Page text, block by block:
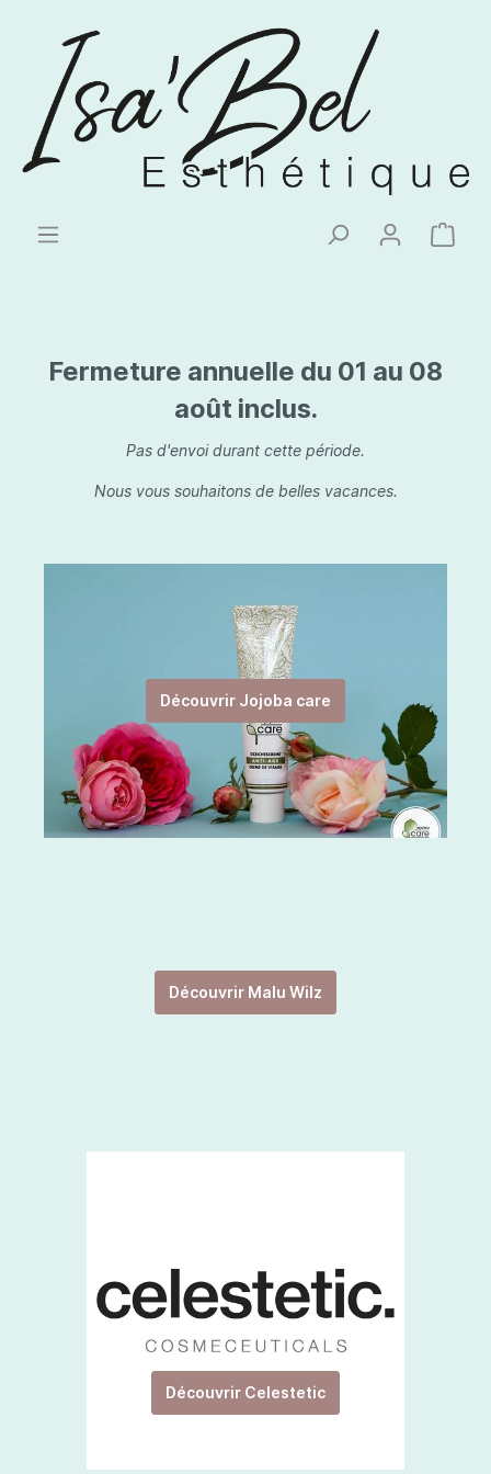
Fermeture annuelle du 01 au 08
août inclus.
Pas d'envoi durant cette période.
Nous vous souhaitons de belles vacances.
Découvrir Jojoba care
Découvrir Malu Wilz
Découvrir Celestetic